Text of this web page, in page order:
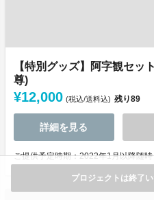
プロジェクトは終了
【特別グッズ】阿字観セッ
尊)
¥12,000 (税込/送料込) 残り89
詳細を見る
ご提供予定時期：2022年1月以降随時